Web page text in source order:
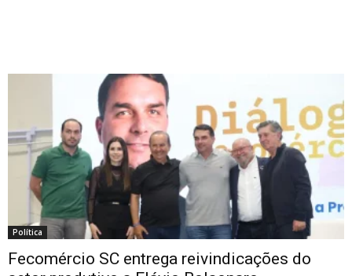
Política
Fecomércio SC entrega reivindicações do